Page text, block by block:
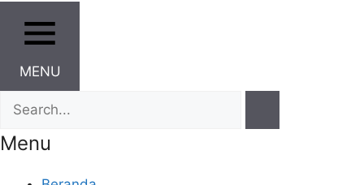
MENU
Menu